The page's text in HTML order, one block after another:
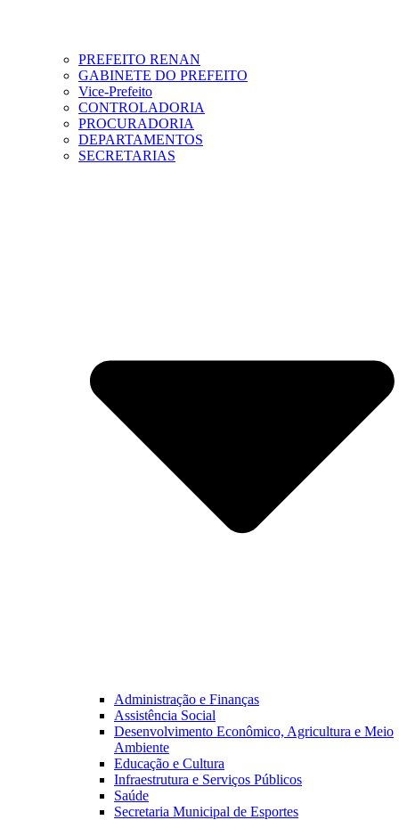
PREFEITO RENAN
GABINETE DO PREFEITO
Vice-Prefeito
CONTROLADORIA
PROCURADORIA
DEPARTAMENTOS
SECRETARIAS
Administração e Finanças
Assistência Social
Desenvolvimento Econômico, Agricultura e Meio
Ambiente
Educação e Cultura
Infraestrutura e Serviços Públicos
Saúde
Secretaria Municipal de Esportes